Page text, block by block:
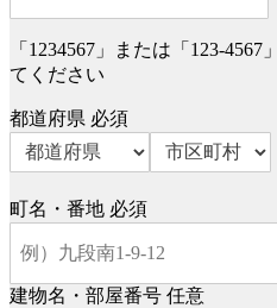
「1234567」または「123-
てください
都道府県 必須
町名・番地 必須
建物名・部屋番号 任意